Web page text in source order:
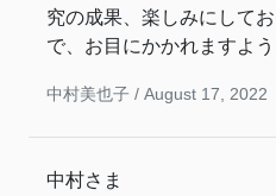
究の成果、楽しみにして
で、お目にかかれますよう
中村美也子 / August 17, 2022
中村さま